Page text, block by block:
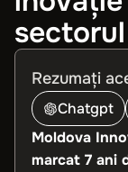
Rezumați
Chatgpt
Moldova
marcat 7 ani